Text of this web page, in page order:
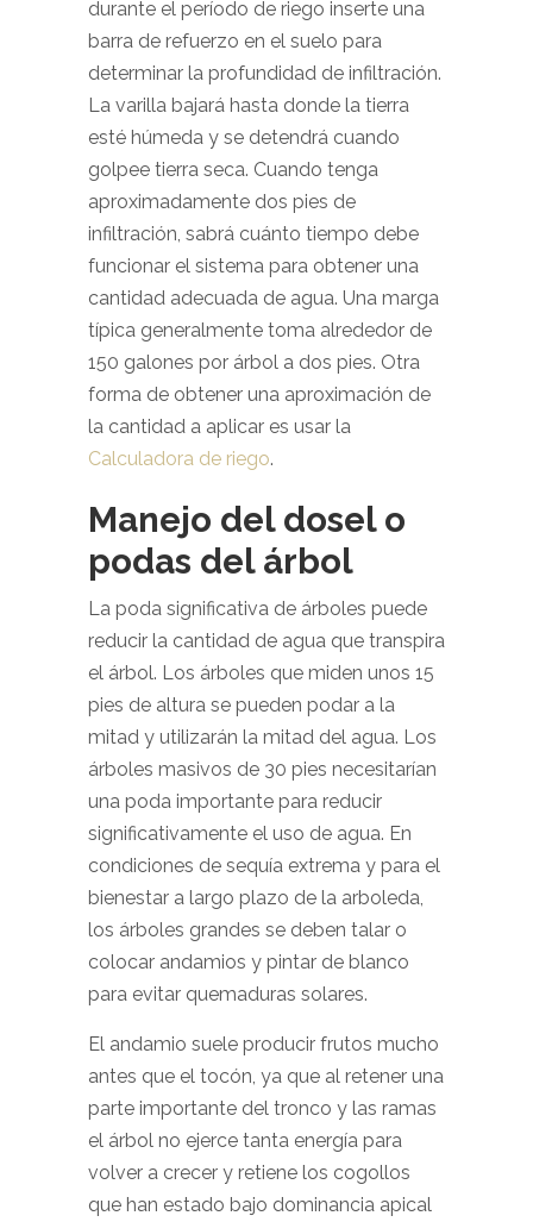
durante el período de riego inserte una
barra de refuerzo en el suelo para
determinar la profundidad de infiltración.
La varilla bajará hasta donde la tierra
esté húmeda y se detendrá cuando
golpee tierra seca. Cuando tenga
aproximadamente dos pies de
infiltración, sabrá cuánto tiempo debe
funcionar el sistema para obtener una
cantidad adecuada de agua. Una marga
típica generalmente toma alrededor de
150 galones por árbol a dos pies. Otra
forma de obtener una aproximación de
la cantidad a aplicar es usar la
Calculadora de riego.
Manejo del dosel o
podas del árbol
La poda significativa de árboles puede
reducir la cantidad de agua que transpira
el árbol. Los árboles que miden unos 15
pies de altura se pueden podar a la
mitad y utilizarán la mitad del agua. Los
árboles masivos de 30 pies necesitarían
una poda importante para reducir
significativamente el uso de agua. En
condiciones de sequía extrema y para el
bienestar a largo plazo de la arboleda,
los árboles grandes se deben talar o
colocar andamios y pintar de blanco
para evitar quemaduras solares.
El andamio suele producir frutos mucho
antes que el tocón, ya que al retener una
parte importante del tronco y las ramas
el árbol no ejerce tanta energía para
volver a crecer y retiene los cogollos
que han estado bajo dominancia apical